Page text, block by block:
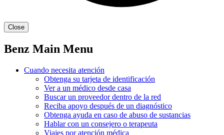
Close
Benz Main Menu
Cuando necesita atención
Obtenga su tarjeta de identificación
Ver a un médico desde casa
Buscar un proveedor dentro de la red
Reciba apoyo después de un diagnóstico
Obtenga ayuda en caso de abuso de sustancias
Hablar con un consejero o terapeuta
Viajes por atención médica